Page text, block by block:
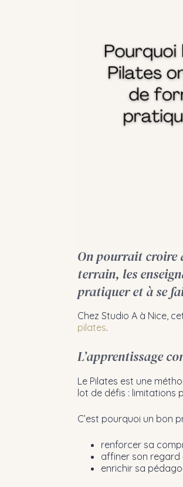
On pourrait croire
terrain, les
pratiquer et à se
Chez Studio A à Nice,
pilates.
L’apprentissage
Le Pilates est une
lot de défis : limitations
C’est pourquoi un bon
renforcer sa
affiner son regard
enrichir sa